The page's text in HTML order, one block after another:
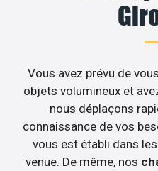
Vous avez prévu de
objets volumineux et
nous déplaçons
connaissance de vos
vous est établi dans
venue. De même, nos